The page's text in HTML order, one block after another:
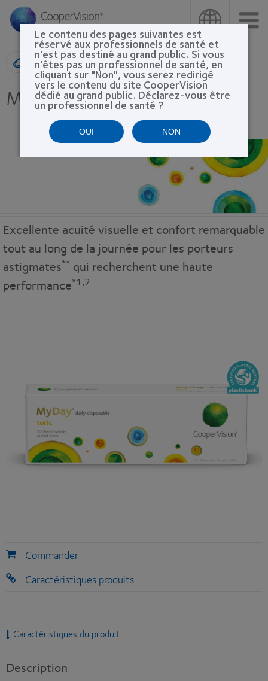
contenu
Recherche de produit
MyDay® toric
Excellente acuité visuelle et confort remarquable
tout au long de la journée pour les porteurs
astigmates** qui recherchent une haute
performance*1,2
Commander
Caractéristiques produits
Caractéristiques du produit
Description
Le contenu des pages suivantes est
réservé aux professionnels de santé et
n'est pas destiné au grand public. Si vous
n'êtes pas un professionnel de santé, en
cliquant sur "Non", vous serez redirigé
vers le contenu du site CooperVision
dédié au grand public. Déclarez-vous être
un professionnel de santé ?
OUI NON